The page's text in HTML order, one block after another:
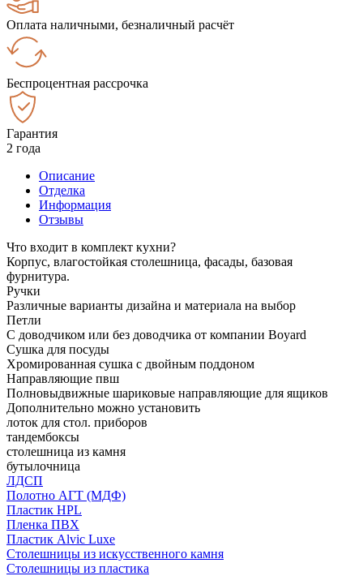
Оплата наличными, безналичный расчёт
Беспроцентная рассрочка
Гарантия
2 года
Описание
Отделка
Информация
Отзывы
Что входит в комплект кухни?
Корпус, влагостойкая столешница, фасады, базовая
фурнитура.
Ручки
Различные варианты дизайна и материала на выбор
Петли
С доводчиком или без доводчика от компании Boyard
Сушка для посуды
Хромированная сушка с двойным поддоном
Направляющие пвш
Полновыдвижные шариковые направляющие для ящиков
Дополнительно можно установить
лоток для стол. приборов
тандембоксы
столешница из камня
бутылочница
ЛДСП
Полотно АГТ (МДФ)
Пластик HPL
Пленка ПВХ
Пластик Alvic Luxe
Столешницы из искусственного камня
Столешницы из пластика